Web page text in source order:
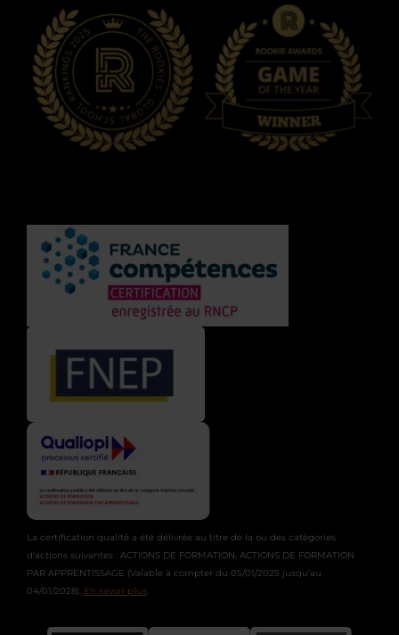
La certification qualité a été délivrée au titre de la ou des catégories
d'actions suivantes : ACTIONS DE FORMATION, ACTIONS DE FORMATION
PAR APPRENTISSAGE (Valable à compter du 05/01/2025 jusqu’au
04/01/2028). En savoir plus.